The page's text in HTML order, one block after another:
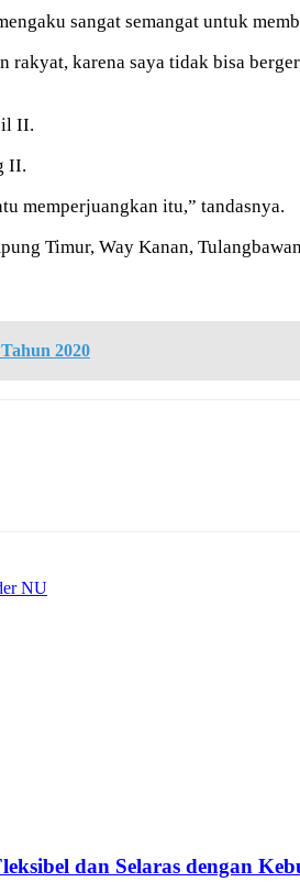
sangat semangat untuk
karena saya tidak bisa
II.
II.
memperjuangkan itu,” tandasnya.
Timur, Way Kanan,
2020
NU
dan Selaras dengan